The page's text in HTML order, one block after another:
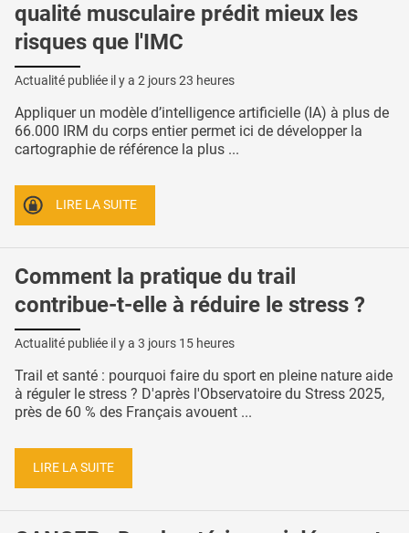
qualité musculaire prédit mieux les
risques que l'IMC
Actualité publiée il y a 2 jours 23 heures
Appliquer un modèle d’intelligence artificielle (IA) à plus de
66.000 IRM du corps entier permet ici de développer la
cartographie de référence la plus ...
LIRE LA SUITE
Comment la pratique du trail
contribue-t-elle à réduire le stress ?
Actualité publiée il y a 3 jours 15 heures
Trail et santé : pourquoi faire du sport en pleine nature aide
à réguler le stress ? D'après l'Observatoire du Stress 2025,
près de 60 % des Français avouent ...
LIRE LA SUITE